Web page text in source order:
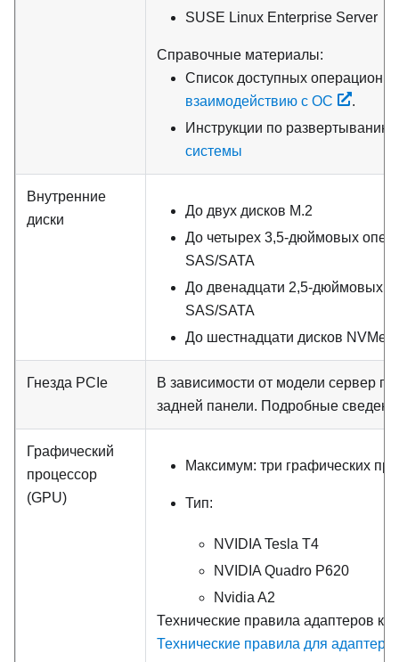
SUSE Linux Enterprise Server
Справочные материалы:
Список доступных
взаимодействию с ОС
.
Инструкции по
системы
Внутренние
диски
До двух дисков M.2
До четырех 3,5-дюймовых
SAS/SATA
До двенадцати 2,5-дюймовых
SAS/SATA
До шестнадцати дисков NVMe
Гнезда PCIe
В зависимости от модели сервер
задней панели. Подробные
Графический
процессор
(GPU)
Максимум: три графических
Тип:
NVIDIA Tesla T4
NVIDIA Quadro P620
Nvidia A2
Технические правила адаптеров
Технические правила для